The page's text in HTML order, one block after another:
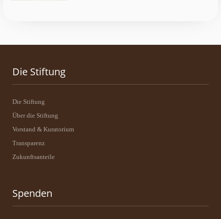
Die Stiftung
Die Stiftung
Über die Stiftung
Vorstand & Kuratorium
Transparenz
Zukunftsanteile
Spenden